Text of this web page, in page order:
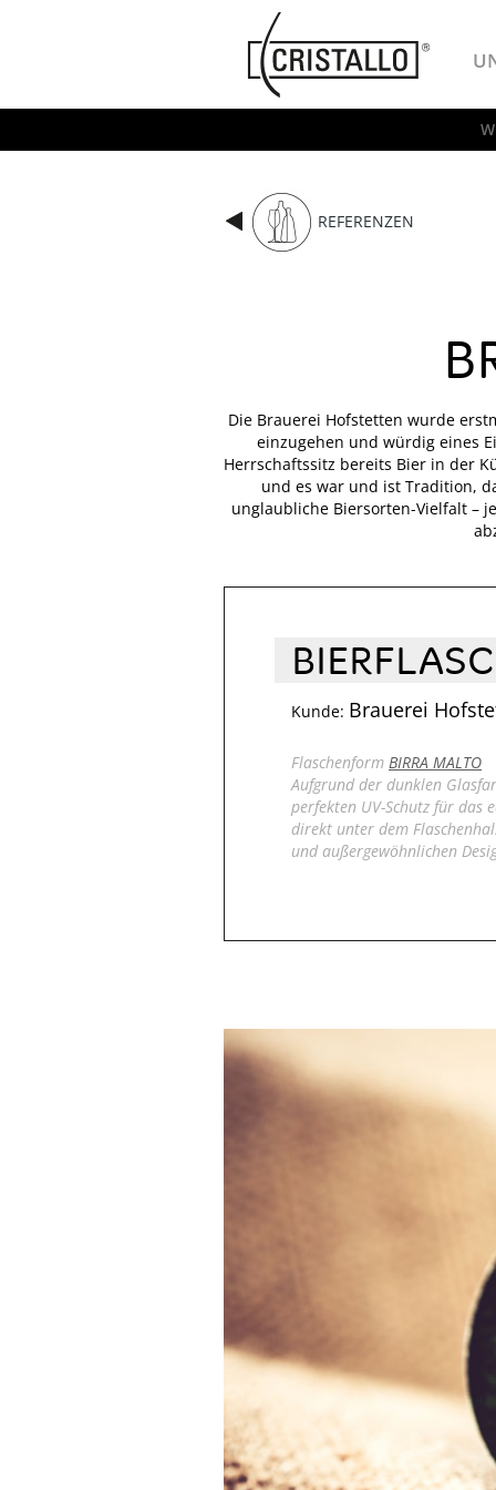
Cristallo
REFERENZEN
Die Brauerei Hofstetten wurde
einzugehen und würdig eines
Herrschaftssitz bereits Bier in der
und es war und ist Tradition,
unglaubliche Biersorten-Vielfalt –
Kunde: Brauerei
Flaschenform BIRRA MALTO
Aufgrund der dunklen
perfekten UV-Schutz für das
direkt unter dem
und außergewöhnlichen